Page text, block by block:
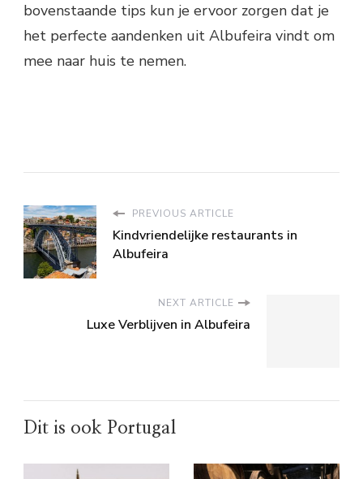
bovenstaande tips kun je ervoor zorgen dat je
het perfecte aandenken uit Albufeira vindt om
mee naar huis te nemen.
PREVIOUS ARTICLE
Kindvriendelijke restaurants in
Albufeira
NEXT ARTICLE
Luxe Verblijven in Albufeira
Dit is ook Portugal